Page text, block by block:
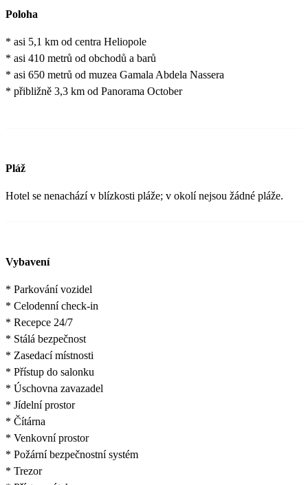
Poloha
* asi 5,1 km od centra Heliopole
* asi 410 metrů od obchodů a barů
* asi 650 metrů od muzea Gamala Abdela Nassera
* přibližně 3,3 km od Panorama October
Pláž
Hotel se nenachází v blízkosti pláže; v okolí nejsou žádné pláže.
Vybavení
* Parkování vozidel
* Celodenní check-in
* Recepce 24/7
* Stálá bezpečnost
* Zasedací místnosti
* Přístup do salonku
* Úschovna zavazadel
* Jídelní prostor
* Čítárna
* Venkovní prostor
* Požární bezpečnostní systém
* Trezor